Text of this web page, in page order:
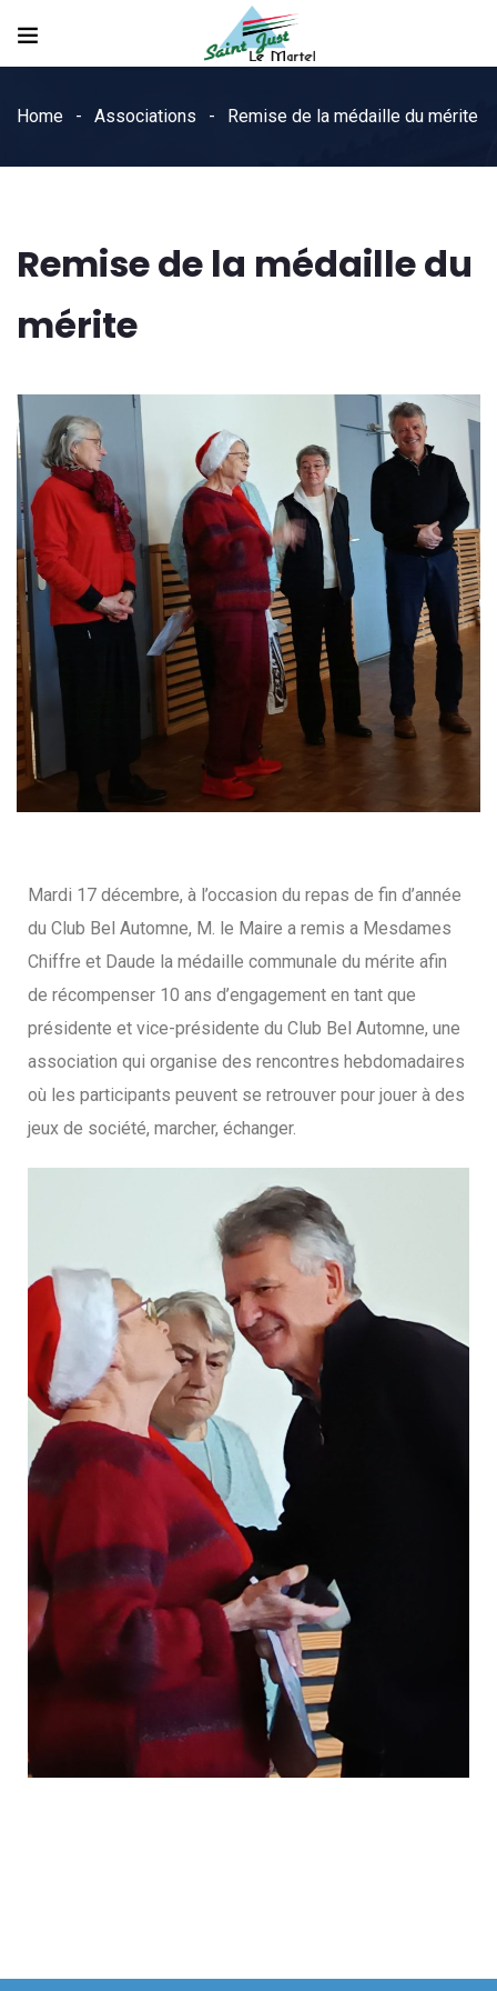
Home Associations Remise de la médaille du mérite
Remise de la médaille du
mérite
Mardi 17 décembre, à l’occasion du repas de fin d’année
du Club Bel Automne, M. le Maire a remis a Mesdames
Chiffre et Daude la médaille communale du mérite afin
de récompenser 10 ans d’engagement en tant que
présidente et vice-présidente du Club Bel Automne, une
association qui organise des rencontres hebdomadaires
où les participants peuvent se retrouver pour jouer à des
jeux de société, marcher, échanger.